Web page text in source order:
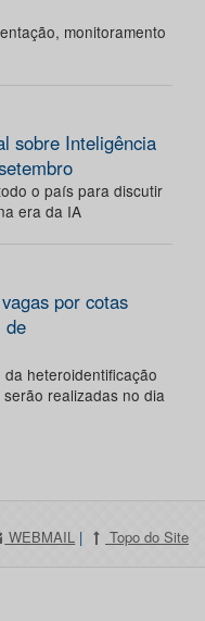
monitoramento
sobre Inteligência
o país para discutir
era da IA
por cotas
de
heteroidentificação
realizadas no dia
WEBMAIL | Topo do Site